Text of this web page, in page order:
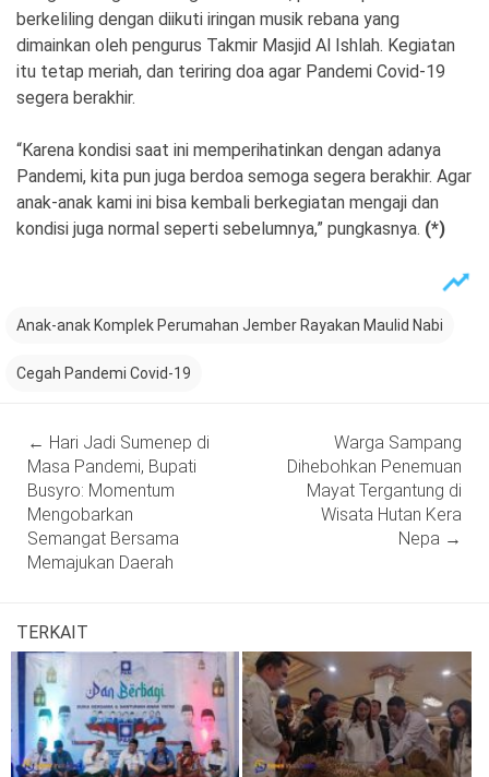
berkeliling dengan diikuti iringan musik rebana yang
dimainkan oleh pengurus Takmir Masjid Al Ishlah. Kegiatan
itu tetap meriah, dan teriring doa agar Pandemi Covid-19
segera berakhir.
“Karena kondisi saat ini memperihatinkan dengan adanya
Pandemi, kita pun juga berdoa semoga segera berakhir. Agar
anak-anak kami ini bisa kembali berkegiatan mengaji dan
kondisi juga normal seperti sebelumnya,” pungkasnya. (*)
Anak-anak Komplek Perumahan Jember Rayakan Maulid Nabi
Cegah Pandemi Covid-19
navigation
← Hari Jadi Sumenep di
Masa Pandemi, Bupati
Busyro: Momentum
Mengobarkan
Semangat Bersama
Memajukan Daerah
Warga Sampang
Dihebohkan Penemuan
Mayat Tergantung di
Wisata Hutan Kera
Nepa →
TERKAIT